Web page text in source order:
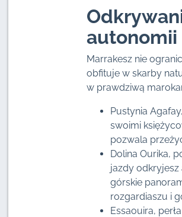
autonomii
Marrakesz nie
obfituje w skarby
w prawdziwą
Pustynia
swoimi
pozwala
Dolina Ourika,
jazdy odkryjesz
górskie
rozgardiaszu i
Essaouira,